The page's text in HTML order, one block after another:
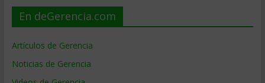
En deGerencia.com
Artículos de Gerencia
Noticias de Gerencia